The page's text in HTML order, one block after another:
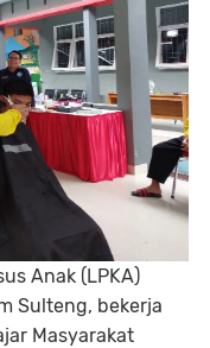
Anak (LPKA)
Sulteng, bekerja
Masyarakat